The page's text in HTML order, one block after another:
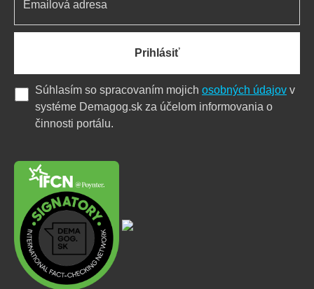
Prihlásiť
Súhlasím so spracovaním mojich osobných údajov v
systéme Demagog.sk za účelom informovania o
činnosti portálu.